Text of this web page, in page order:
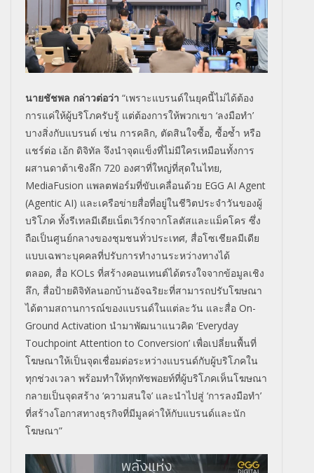
นายชัชพล กล่าวต่อว่า “เพราะแบรนด์ในยุคนี้ไม่ได้ต้อง
การแค่ให้ผู้บริโภครับรู้ แต่ต้องการให้พวกเขา ‘ลงมือทำ’
บางสิ่งกับแบรนด์ เช่น การคลิก, ตัดสินใจซื้อ, ซื้อซ้ำ หรือ
แชร์ต่อ เอ้ก ดิจิทัล จึงนำจุดแข็งที่ไม่มีใครเหมือนทั้งการ
ผสานดาต้าเชิงลึก 720 องศาที่ใหญ่ที่สุดในไทย,
MediaFusion แพลตฟอร์มที่ขับเคลื่อนด้วย EGG AI Agent
(Agentic AI) และเครือข่ายสื่อที่อยู่ในชีวิตประจำวันของผู้
บริโภค ทั้งรีเทลมีเดียเน็ตเวิร์กจากโลตัสและแม็คโคร ซึ่ง
ถือเป็นศูนย์กลางของชุมชนทั่วประเทศ, สื่อโซเชียลมีเดีย
แบบเฉพาะบุคคลที่ปรับการทำงานระหว่างทางได้
ตลอด, สื่อ KOLs ที่สร้างคอนเทนต์ได้ตรงใจจากข้อมูลเชิง
ลึก, สื่อป้ายดิจิทัลนอกบ้านอัจฉริยะที่สามารถปรับโฆษณา
ได้ตามสถานการณ์ของแบรนด์ในแต่ละวัน และสื่อ On-
Ground Activation นำมาพัฒนาแนวคิด ‘Everyday
Touchpoint Attention to Conversion’ เพื่อเปลี่ยนพื้นที่
โฆษณาให้เป็นจุดเชื่อมต่อระหว่างแบรนด์กับผู้บริโภคใน
ทุกช่วงเวลา พร้อมทำให้ทุกทัชพอยท์ที่ผู้บริโภคเห็นโฆษณา
กลายเป็นจุดสร้าง ‘ความสนใจ’ และนำไปสู่ ‘การลงมือทำ’
ที่สร้างโอกาสทางธุรกิจที่มีมูลค่าให้กับแบรนด์และนัก
โฆษณา”